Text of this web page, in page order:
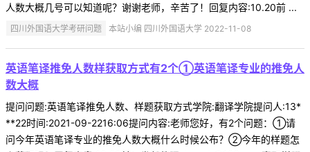
人数大概几号可以知道呢？谢谢老师，辛苦了！回复内容:10.20前 ...
四川外国语大学考研问题 本站小编 四川外国语大学 2022-11-08
英语笔译推免人数样获取方式有2个①英语笔译专业的推免人
数大概
提问问题:英语笔译推免人数、样题获取方式学院:翻译学院提问人:13*
**22时间:2021-09-2216:06提问内容:老师您好，有2个问题：①请
问今年英语笔译专业的推免人数大概什么时候公布？②今年的样题怎